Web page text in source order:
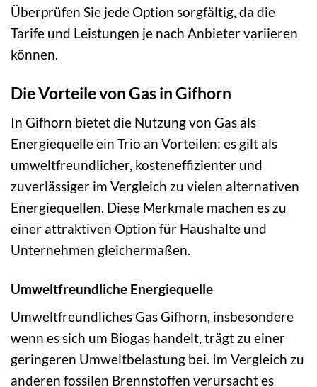
Überprüfen Sie jede Option sorgfältig, da die
Tarife und Leistungen je nach Anbieter variieren
können.
Die Vorteile von Gas in Gifhorn
In Gifhorn bietet die Nutzung von Gas als
Energiequelle ein Trio an Vorteilen: es gilt als
umweltfreundlicher, kosteneffizienter und
zuverlässiger im Vergleich zu vielen alternativen
Energiequellen. Diese Merkmale machen es zu
einer attraktiven Option für Haushalte und
Unternehmen gleichermaßen.
Umweltfreundliche Energiequelle
Umweltfreundliches Gas Gifhorn, insbesondere
wenn es sich um Biogas handelt, trägt zu einer
geringeren Umweltbelastung bei. Im Vergleich zu
anderen fossilen Brennstoffen verursacht es